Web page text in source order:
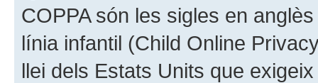
COPPA són les sigles en
línia infantil (Child Online
llei dels Estats Units que